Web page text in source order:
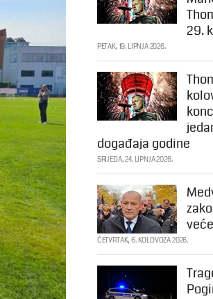
29.
PETAK, 19. LIPNJA 2026.
događaja godine
SRIJEDA, 24. LIPNJA 2026.
ČETVRTAK, 6. KOLOVOZA 2026.